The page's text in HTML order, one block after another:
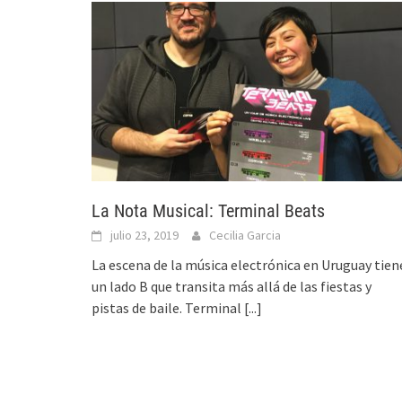
La Nota Musical: Terminal Beats
julio 23, 2019 Cecilia Garcia
La escena de la música electrónica en Uruguay
un lado B que transita más allá de las fiestas y
pistas de baile. Terminal [...]